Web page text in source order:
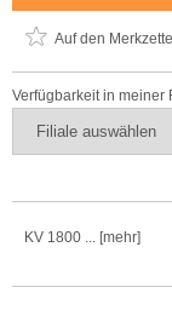
Auf den Merkzettel
Verfügbarkeit in meiner
KV 1800 ... [mehr]